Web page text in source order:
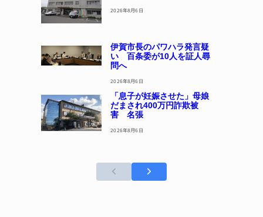
2026年8月6日
伊賀市長のパワハラ発言疑
い 百条委が10人を証人尋
問へ
2026年8月6日
「息子が妊娠させた」母娘
だまされ400万円詐欺被
害 名張
2026年8月6日